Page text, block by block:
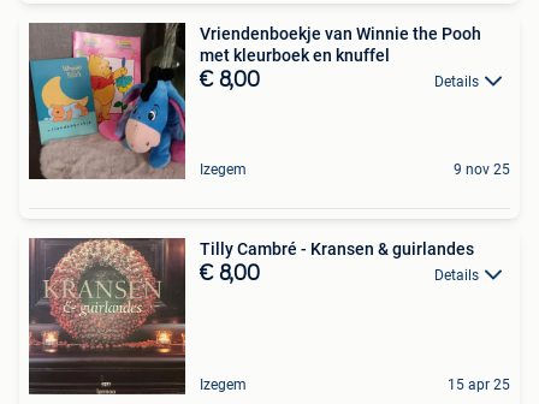
Vriendenboekje van Winnie the Pooh
met kleurboek en knuffel
€ 8,00 Details
Izegem 9 nov 25
Tilly Cambré - Kransen & guirlandes
€ 8,00 Details
Izegem 15 apr 25